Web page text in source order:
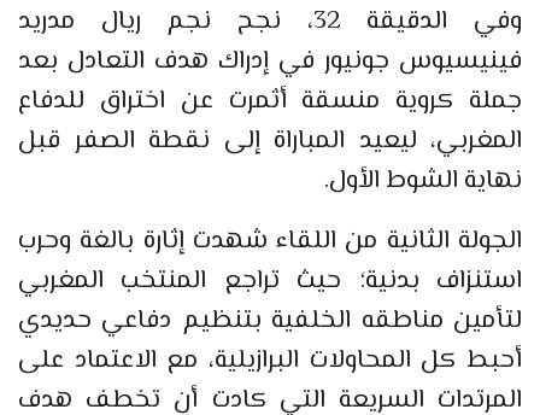
وفي الدقيقة 32، نجح نجم ريال مدريد
فينيسيوس جونيور في إدراك هدف التعادل بعد
جملة كروية منسقة أثمرت عن اختراق للدفاع
المغربي، ليعيد المباراة إلى نقطة الصفر قبل
نهاية الشوط الأول.
الجولة الثانية من اللقاء شهدت إثارة بالغة وحرب
استنزاف بدنية؛ حيث تراجع المنتخب المغربي
لتأمين مناطقه الخلفية بتنظيم دفاعي حديدي
أحبط كل المحاولات البرازيلية، مع الاعتماد على
المرتدات السريعة التي كادت أن تخطف هدف